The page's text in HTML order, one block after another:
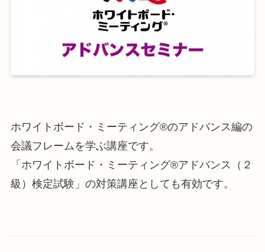
ホワイトボード・ミーティング®のアドバンス編の
会議フレームを学ぶ講座です。
「ホワイトボード・ミーティング®アドバンス（２
級）検定試験」の対策講座としても有効です。